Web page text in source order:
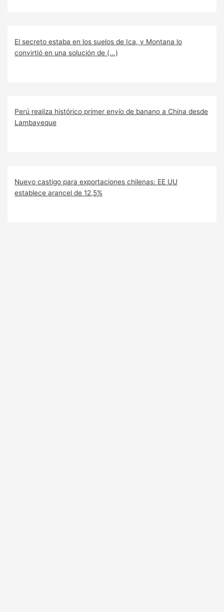
El secreto estaba en los suelos de Ica, y Montana lo
convirtió en una solución de (...)
Perú realiza histórico primer envío de banano a China desde
Lambayeque
Nuevo castigo para exportaciones chilenas: EE UU
establece arancel de 12,5%